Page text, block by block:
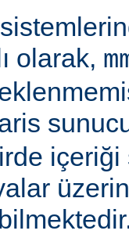
olarak,
içeriği